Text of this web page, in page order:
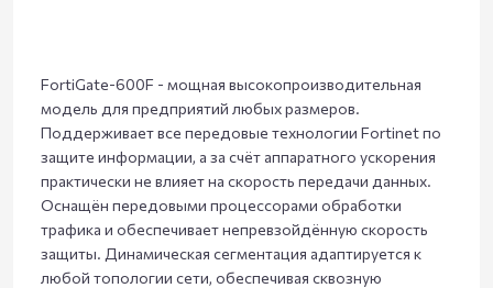
FortiGate-600F - мощная высокопроизводительная
модель для предприятий любых размеров.
Поддерживает все передовые технологии Fortinet по
защите информации, а за счёт аппаратного ускорения
практически не влияет на скорость передачи данных.
Оснащён передовыми процессорами обработки
трафика и обеспечивает непревзойдённую скорость
защиты. Динамическая сегментация адаптируется к
любой топологии сети, обеспечивая сквозную